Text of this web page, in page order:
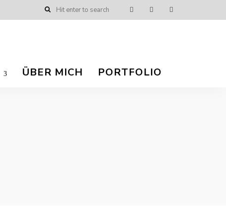
ÜBER MICH PORTFOLIO